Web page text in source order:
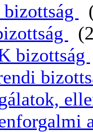
bizottság
bizottság